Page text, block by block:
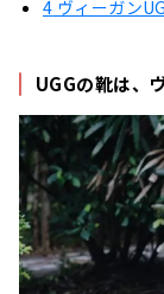
4 ヴィーガン
UGGの靴は、